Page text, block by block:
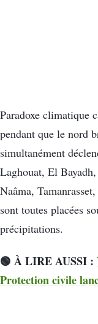
Paradoxe climatique
pendant que le nord
simultanément
Laghouat, El
Naâma,
sont toutes placées
précipitations.
🟢 À LIRE AUSSI :
Protection civile